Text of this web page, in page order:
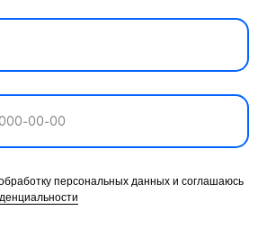
персональных данных и соглашаюсь